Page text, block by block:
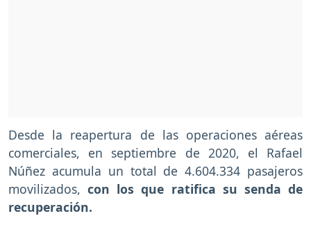
Desde la reapertura de las operaciones aéreas
comerciales, en septiembre de 2020, el Rafael
Núñez acumula un total de 4.604.334 pasajeros
movilizados, con los que ratifica su senda de
recuperación.